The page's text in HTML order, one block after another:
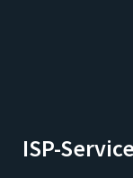
ISP-Service